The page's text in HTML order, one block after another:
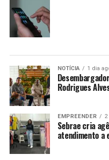
NOTÍCIA 1 dia
Rodrigues
EMPREENDER 2
Sebrae cria
atendimento a